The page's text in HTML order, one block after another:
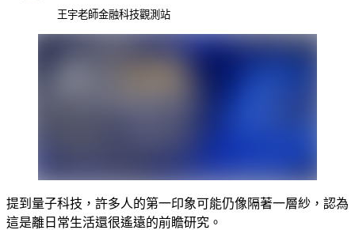
王宇老師金融科技觀測站
提到量子科技，許多人的第一印象可能仍像隔著一層紗，認為
這是離日常生活還很遙遠的前瞻研究。